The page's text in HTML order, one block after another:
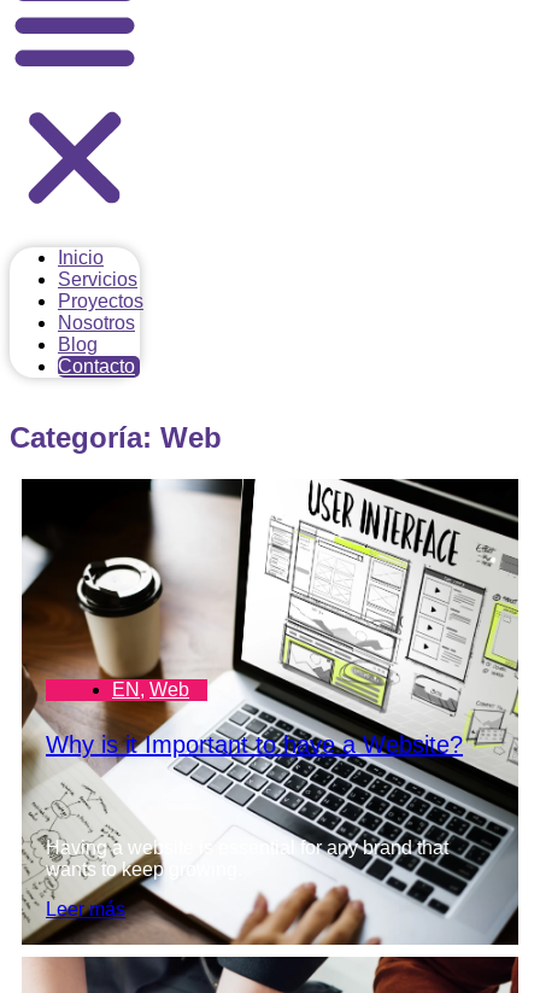
Inicio
Servicios
Proyectos
Nosotros
Blog
Contacto
Categoría: Web
EN , Web
Why is it Important to have a Website?
Having a website is essential for any brand that
wants to keep growing.
Leer más